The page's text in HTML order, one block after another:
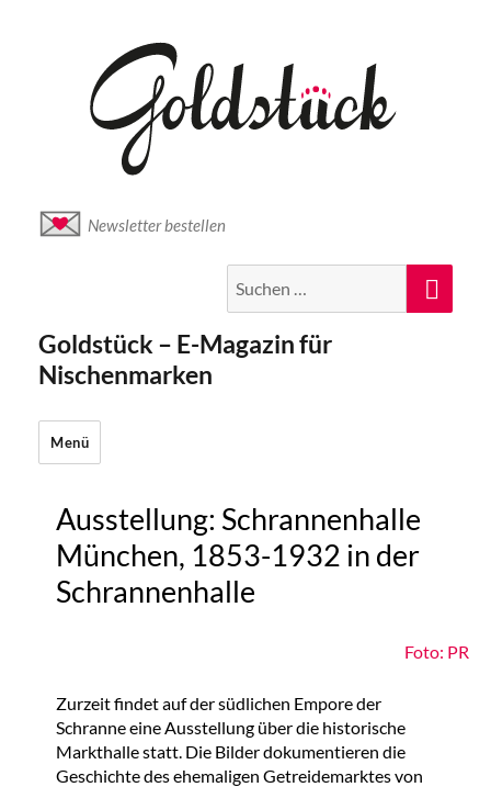
Newsletter bestellen
nach:
Goldstück – E-Magazin für
Nischenmarken
Menü
Ausstellung: Schrannenhalle
München, 1853-1932 in der
Schrannenhalle
Foto: PR
Zurzeit findet auf der südlichen Empore der
Schranne eine Ausstellung über die historische
Markthalle statt. Die Bilder dokumentieren die
Geschichte des ehemaligen Getreidemarktes von